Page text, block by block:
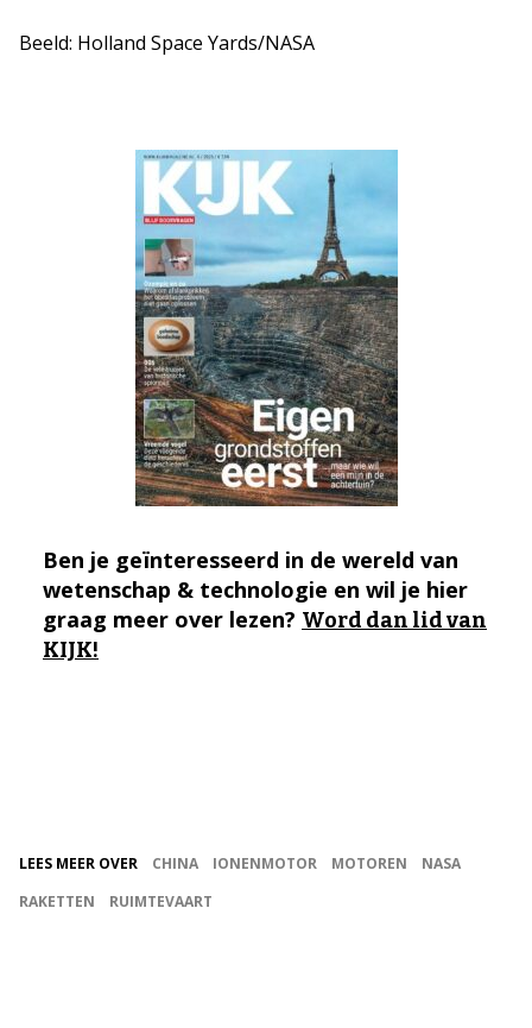
Beeld: Holland Space Yards/NASA
Ben je geïnteresseerd in de wereld van
wetenschap & technologie en wil je hier
graag meer over lezen? Word dan lid van
KIJK!
LEES MEER OVER CHINA IONENMOTOR MOTOREN
NASA
RAKETTEN
RUIMTEVAART